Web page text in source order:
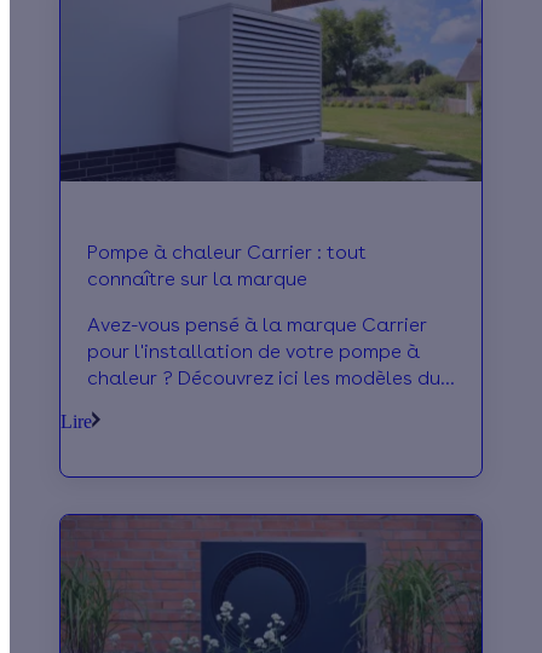
Pompe à chaleur Carrier : tout
connaître sur la marque
Avez-vous pensé à la marque Carrier
pour l'installation de votre pompe à
chaleur ? Découvrez ici les modèles du
sujet !
Lire